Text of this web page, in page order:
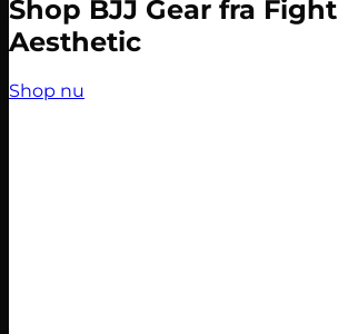
Shop BJJ Gear fra Fight
Aesthetic
Shop nu